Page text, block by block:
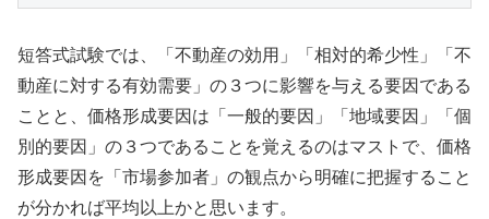
短答式試験では、「不動産の効用」「相対的希少性」「不
動産に対する有効需要」の３つに影響を与える要因である
ことと、価格形成要因は「一般的要因」「地域要因」「個
別的要因」の３つであることを覚えるのはマストで、価格
形成要因を「市場参加者」の観点から明確に把握すること
が分かれば平均以上かと思います。